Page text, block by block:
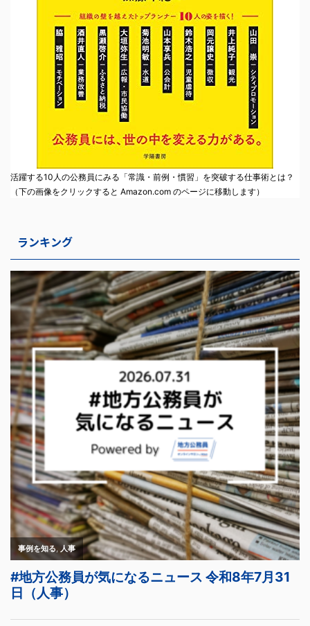
活躍する10人の公務員にみる「常識・前例・慣習」を突破する仕事術とは？
（下の画像をクリックすると Amazon.com のページに移動します）
ランキング